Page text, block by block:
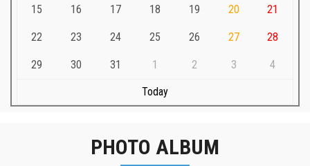
15 16 17 18 19 20 21
22 23 24 25 26 27 28
29 30 31 1 2 3 4
Today
PHOTO ALBUM